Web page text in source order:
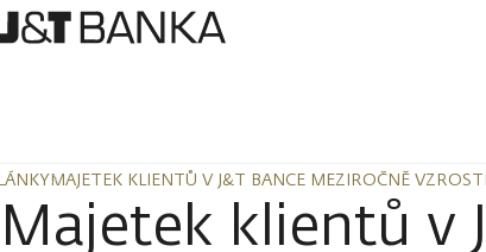
MAJETEK KLIENTŮ V J&T BANCE MEZIROČNĚ
MAJETEK KLIENTŮ V J&T BANCE MEZIROČNĚ
Majetek klientů v